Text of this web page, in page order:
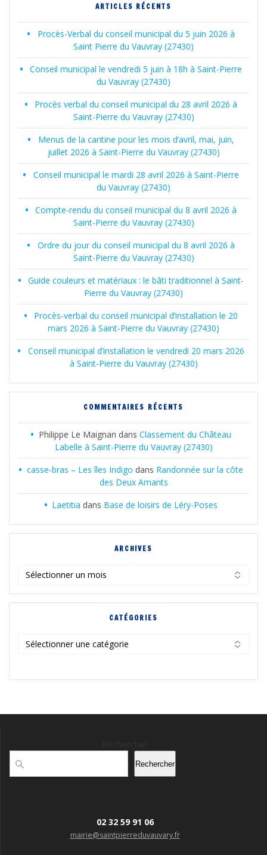
ARTICLES RÉCENTS
Procès-Verbal du conseil municipal du 5 juin 2026 à
Saint Pierre du Vauvray (27430)
Conseil municipal le vendredi 5 juin à 18h à Saint-Pierre
du Vauvray (27430)
Procès verbal du conseil municipal du 28 avril 2026 à
Saint-Pierre du Vauvray (27430)
Menus de la cantine pour les mois d’avril, mai, juin,
juillet 2026 à Saint-Pierre du Vauvray (27430)
Conseil municipal le mardi 28 avril 2026 à Saint-Pierre
du Vauvray (27430)
Compte-rendu du conseil municipal du 8 avril 2026 à
Saint-Pierre du Vauvray (27430)
Ordre du jour du conseil municipal du 8 avril 2026 à
Saint-Pierre du Vauvray (27430)
Guide couleurs et matériaux : le bâti traditionnel à Saint-
Pierre du Vauvray (27430)
Procès-verbal du conseil municipal d’installation le 20
mars 2026 à Saint-Pierre du Vauvray (27430)
Conseil municipal d’installation le vendredi 20 mars 2026
à Saint-Pierre du Vauvray (27430)
COMMENTAIRES RÉCENTS
Philippe Le Maignan dans Classement du Château
Labelle à Saint-Pierre du Vauvray (27430)
casse-bras – Les îles Indigo dans Randonnée sur la côte
des Deux Amants
Laetitia dans Base de loisirs de Léry-Poses
ARCHIVES
CATÉGORIES
Rechercher
02 32 59 91 06
mairie@saintpierreduvauvary.fr